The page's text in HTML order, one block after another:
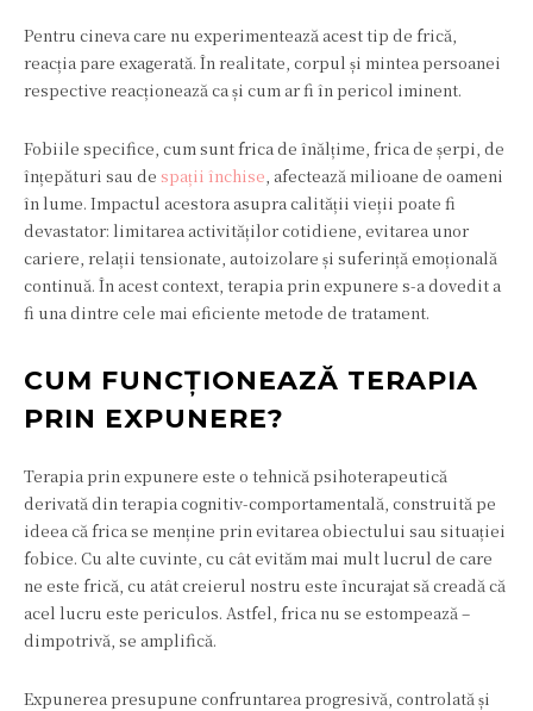
Pentru cineva care nu experimentează acest tip de frică,
reacția pare exagerată. În realitate, corpul și mintea persoanei
respective reacționează ca și cum ar fi în pericol iminent.
Fobiile specifice, cum sunt frica de înălțime, frica de șerpi, de
înțepături sau de spații închise , afectează milioane de oameni
în lume. Impactul acestora asupra calității vieții poate fi
devastator: limitarea activităților cotidiene, evitarea unor
cariere, relații tensionate, autoizolare și suferință emoțională
continuă. În acest context, terapia prin expunere s-a dovedit a
fi una dintre cele mai eficiente metode de tratament.
CUM FUNCȚIONEAZĂ TERAPIA
PRIN EXPUNERE?
Terapia prin expunere este o tehnică psihoterapeutică
derivată din terapia cognitiv-comportamentală, construită pe
ideea că frica se menține prin evitarea obiectului sau situației
fobice. Cu alte cuvinte, cu cât evităm mai mult lucrul de care
ne este frică, cu atât creierul nostru este încurajat să creadă că
acel lucru este periculos. Astfel, frica nu se estompează –
dimpotrivă, se amplifică.
Expunerea presupune confruntarea progresivă, controlată și